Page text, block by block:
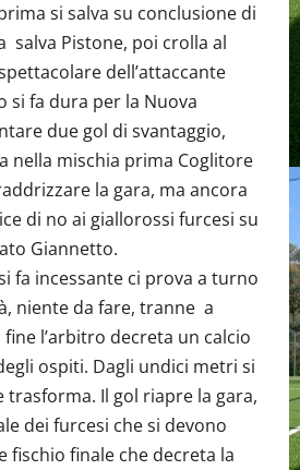
si salva su conclusione di
salva Pistone, poi crolla al
dell’attaccante
si fa dura per la Nuova
due gol di svantaggio,
nella mischia prima Coglitore
la gara, ma ancora
di no ai giallorossi furcesi su
Giannetto.
fa incessante ci prova a turno
niente da fare, tranne a
l’arbitro decreta un calcio
ospiti. Dagli undici metri si
trasforma. Il gol riapre la gara,
dei furcesi che si devono
fischio finale che decreta la